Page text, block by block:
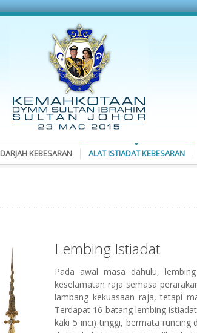
DARJAH KEBESARAN ALAT ISTIADAT KEBESARAN
Lembing Istiadat
Pada awal masa dahulu,
keselamatan raja semasa
lambang kekuasaan raja, tetapi
Terdapat 16 batang lembing
kaki 5 inci) tinggi, bermata runcing